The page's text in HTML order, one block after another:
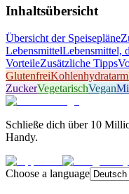
Inhaltsübersicht
Übersicht der Speisepläne
LebensmittelLebensmittel,
VorteileZusätzliche Tipps
GlutenfreiKohlenhydratarm
ZuckerVegetarischVegan
Schließe dich über 10
Handy.
Choose a language